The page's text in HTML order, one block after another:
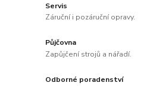
Servis
Záruční i pozáruční opravy.
Půjčovna
Zapůjčení strojů a nářadí.
Odborné poradenství